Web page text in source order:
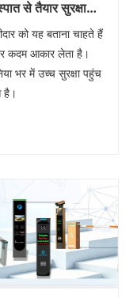
से तैयार सुरक्षा
को यह बताना चाहते हैं
कदम आकार लेता है।
भर में उच्च सुरक्षा पहुंच
है।